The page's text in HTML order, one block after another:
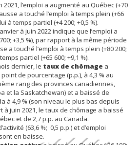
l’emploi a augmenté au Québec (+70
a touché l’emploi à temps plein (+66
à temps partiel (+4 200; +0,5 %).
à juin 2022 indique que l’emploi a
+3,5 %), par rapport à la même période
a touché l’emploi à temps plein (+80 200;
partiel (+65 600; +9,1 %).
dernier, le taux de chômage a
de pourcentage (p.p.), à 4,3 % au
rang des provinces canadiennes,
et la Saskatchewan) et a baissé de
à 4,9 % (son niveau le plus bas depuis
à juin 2021, le taux de chômage a baissé
et de 2,7 p.p. au Canada.
(63,6 %; 0,5 p.p.) et d’emploi
en baisse.